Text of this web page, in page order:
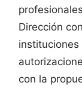
Dirección
con la